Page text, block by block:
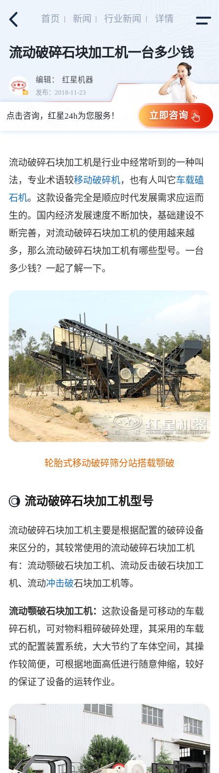
首页 新闻 行业新闻 详情
流动破碎石块加工机一台多少钱
编辑： 红星机器
发布：2018-11-23
立即咨询
点击咨询，红星24h为您服务！
流动破碎石块加工机是行业中经常听到的一种叫
法，专业术语较移动破碎机，也有人叫它车载磕
石机。这款设备完全是顺应时代发展需求应运而
生的。国内经济发展速度不断加快，基础建设不
断完善，对流动破碎石块加工机的使用越来越
多，那么流动破碎石块加工机有哪些型号。一台
多少钱？一起了解一下。
轮胎式移动破碎筛分站搭载颚破
流动破碎石块加工机型号
流动破碎石块加工机主要是根据配置的破碎设备
来区分的，其较常使用的流动破碎石块加工机
有：流动颚破石块加工机、流动反击破石块加工
机、流动冲击破石块加工机等。
流动颚破石块加工机： 这款设备是可移动的车载
碎石机，可对物料粗碎破碎处理，其采用的车载
式的配置装置系统，大大节约了车体空间，其操
作较简便，可根据地面高低进行随意伸缩，较好
的保证了设备的运转作业。